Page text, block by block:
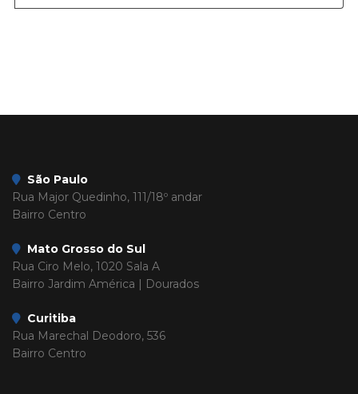
São Paulo
Rua Major Quedinho, 111/18º andar
Bairro Centro
Mato Grosso do Sul
Rua Ciro Melo, 1020 Sala A
Bairro Jardim América | Dourados
Curitiba
Rua Marechal Deodoro, 536
Bairro Centro